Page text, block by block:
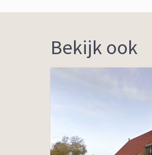
Bekijk ook